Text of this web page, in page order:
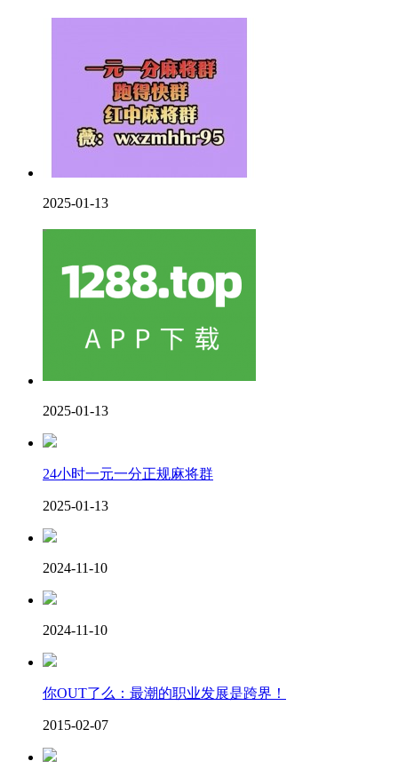
2025-01-13
2025-01-13
24小时一元一分正规麻将群
2025-01-13
2024-11-10
2024-11-10
你OUT了么：最潮的职业发展是跨界！
2015-02-07